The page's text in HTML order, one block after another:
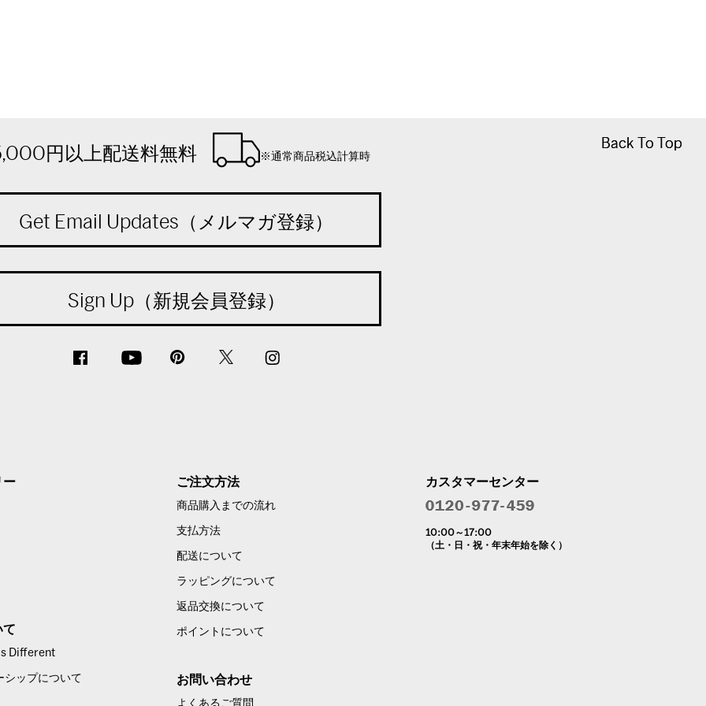
Back To Top
Back To Top
円以上配送料無料 ※通常商品税込計算時
Get Email Updates（メルマガ登録）
Sign Up（新規会員登録）
ー
て
Different
シップについて
ご注文方法
商品購入までの流れ
支払方法
配送について
ラッピングについて
返品交換について
ポイントについて
お問い合わせ
よくあるご質問
カスタマーセンター
10:00～17:00
（土・日・祝・年末年始を除く）